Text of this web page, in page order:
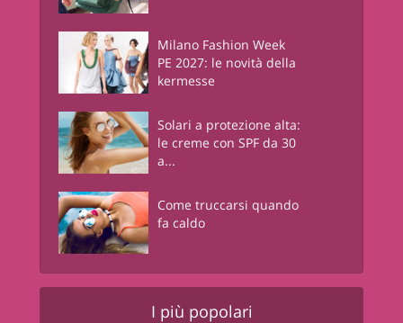
Milano Fashion Week
PE 2027: le novità della
kermesse
Solari a protezione alta:
le creme con SPF da 30
a...
Come truccarsi quando
fa caldo
I più popolari